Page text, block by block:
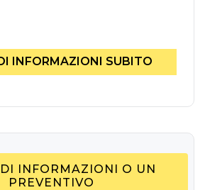
INFORMAZIONI SUBITO
INFORMAZIONI O UN
PREVENTIVO